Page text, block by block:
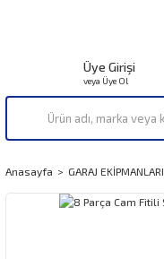
Üye Girişi
veya Üye Ol
Anasayfa GARAJ EKİPMANLARI